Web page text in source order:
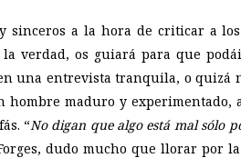
sinceros a la hora de criticar a
verdad, os guiará para que
una entrevista tranquila, o quizá
maduro y
“No digan que algo está mal sólo
dudo mucho que llorar